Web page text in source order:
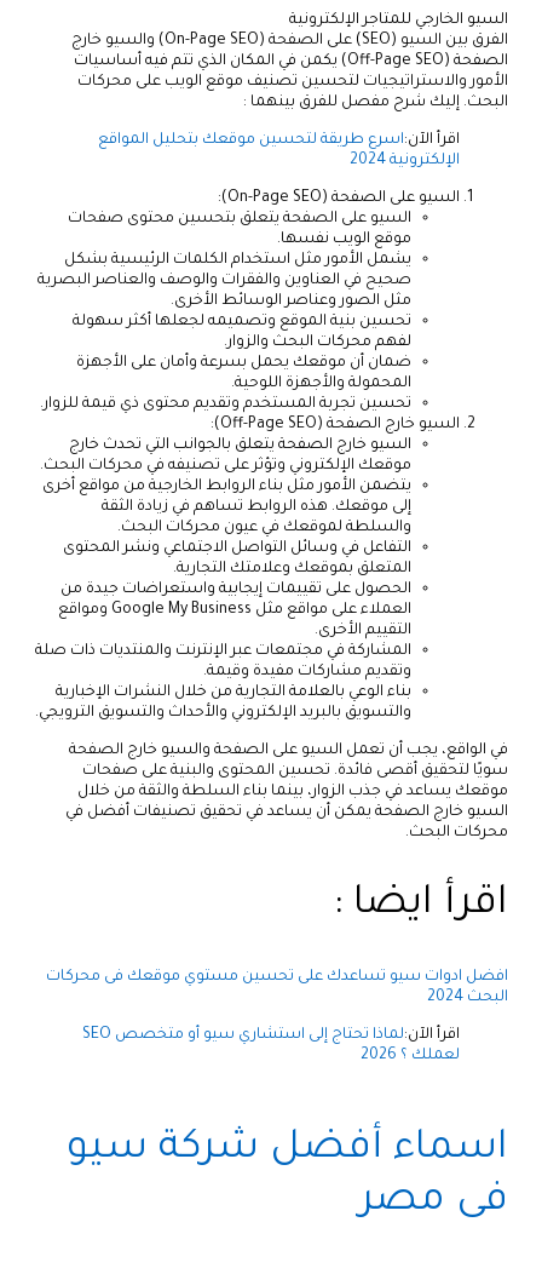
السيو الخارجي للمتاجر الإلكترونية
الفرق بين السيو (SEO) على الصفحة (On-Page SEO) والسيو خارج
الصفحة (Off-Page SEO) يكمن في المكان الذي تتم فيه أساسيات
الأمور والاستراتيجيات لتحسين تصنيف موقع الويب على محركات
البحث. إليك شرح مفصل للفرق بينهما :
اقرأ الآن:اسرع طريقة لتحسين موقعك بتحليل المواقع
الإلكترونية 2024
السيو على الصفحة (On-Page SEO):
السيو على الصفحة يتعلق بتحسين محتوى صفحات
موقع الويب نفسها.
يشمل الأمور مثل استخدام الكلمات الرئيسية بشكل
صحيح في العناوين والفقرات والوصف والعناصر البصرية
مثل الصور وعناصر الوسائط الأخرى.
تحسين بنية الموقع وتصميمه لجعلها أكثر سهولة
لفهم محركات البحث والزوار.
ضمان أن موقعك يحمل بسرعة وأمان على الأجهزة
المحمولة والأجهزة اللوحية.
تحسين تجربة المستخدم وتقديم محتوى ذي قيمة للزوار.
السيو خارج الصفحة (Off-Page SEO):
السيو خارج الصفحة يتعلق بالجوانب التي تحدث خارج
موقعك الإلكتروني وتؤثر على تصنيفه في محركات البحث.
يتضمن الأمور مثل بناء الروابط الخارجية من مواقع أخرى
إلى موقعك. هذه الروابط تساهم في زيادة الثقة
والسلطة لموقعك في عيون محركات البحث.
التفاعل في وسائل التواصل الاجتماعي ونشر المحتوى
المتعلق بموقعك وعلامتك التجارية.
الحصول على تقييمات إيجابية واستعراضات جيدة من
العملاء على مواقع مثل Google My Business ومواقع
التقييم الأخرى.
المشاركة في مجتمعات عبر الإنترنت والمنتديات ذات صلة
وتقديم مشاركات مفيدة وقيمة.
بناء الوعي بالعلامة التجارية من خلال النشرات الإخبارية
والتسويق بالبريد الإلكتروني والأحداث والتسويق الترويجي.
في الواقع، يجب أن تعمل السيو على الصفحة والسيو خارج الصفحة
سويًا لتحقيق أقصى فائدة. تحسين المحتوى والبنية على صفحات
موقعك يساعد في جذب الزوار، بينما بناء السلطة والثقة من خلال
السيو خارج الصفحة يمكن أن يساعد في تحقيق تصنيفات أفضل في
محركات البحث.
اقرأ ايضا :
افضل ادوات سيو تساعدك على تحسين مستوي موقعك فى محركات
البحث 2024
اقرأ الآن:
لماذا تحتاج إلى استشاري سيو أو متخصص SEO
لعملك ؟ 2026
اسماء أفضل شركة سيو
فى مصر